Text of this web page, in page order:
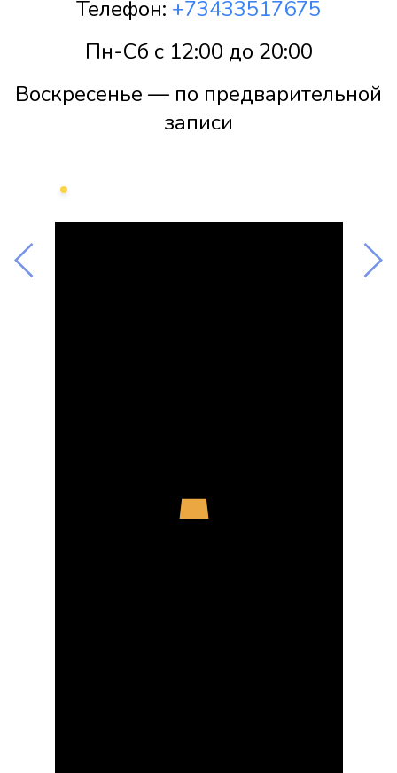
Телефон: +73433517675
Пн-Сб с 12:00 до 20:00
Воскресенье — по предварительной
записи